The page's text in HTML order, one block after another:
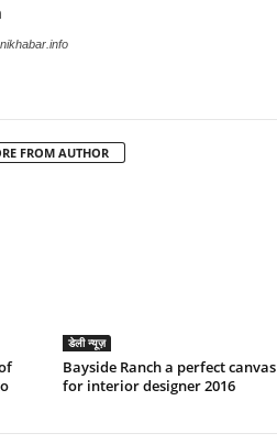
FROM AUTHOR
डेली न्यूज़
Bayside Ranch a perfect canvas
for interior designer 2016